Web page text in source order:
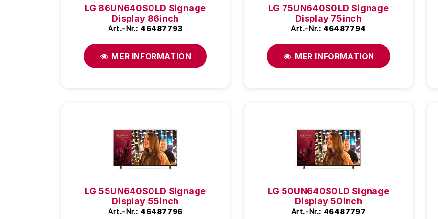
LG 86UN640S0LD Signage
Display 86inch
Art.-Nr.: 46487793
MER INFORMATION
LG 75UN640S0LD Signage
Display 75inch
Art.-Nr.: 46487794
MER INFORMATION
LG 55UN640S0LD Signage
Display 55inch
Art.-Nr.: 46487796
LG 50UN640S0LD Signage
Display 50inch
Art.-Nr.: 46487797